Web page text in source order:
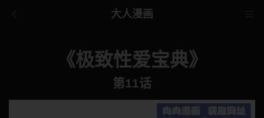
大人漫画
《极致性爱宝典》
第11话